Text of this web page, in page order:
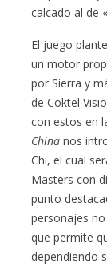
calcado al de
El juego
un motor
por Sierra y
de Coktel
con estos en
China nos
Chi, el cual
Masters con
punto
personajes
que permite
dependiendo